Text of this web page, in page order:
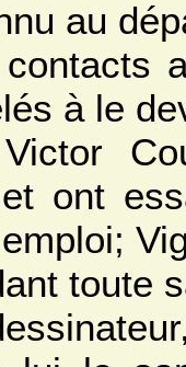
au
à le
ont
toute